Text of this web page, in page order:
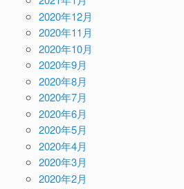
2020年12月
2020年11月
2020年10月
2020年9月
2020年8月
2020年7月
2020年6月
2020年5月
2020年4月
2020年3月
2020年2月